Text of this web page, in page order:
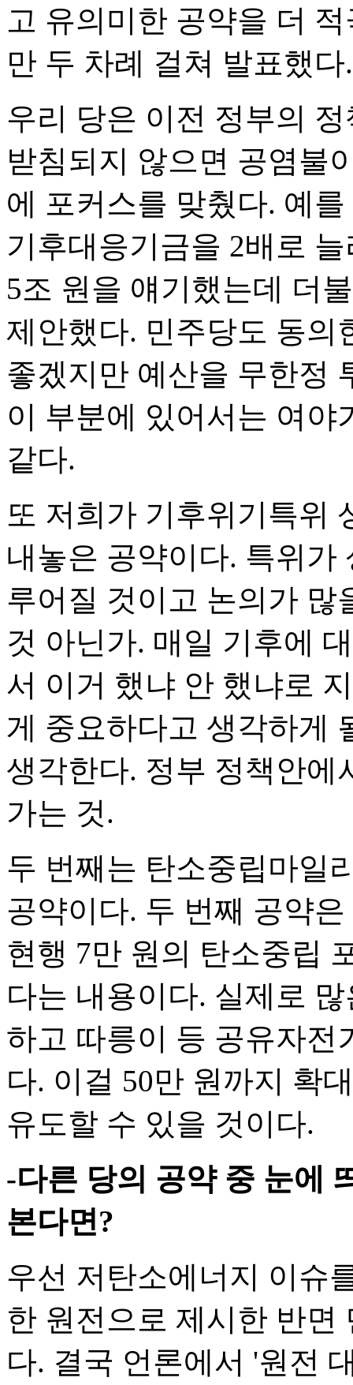
고 유의미한 공약을 더
만 두 차례 걸쳐 발표했다.
우리 당은 이전 정부의
받침되지 않으면 공염불
에 포커스를 맞췄다. 예
기후대응기금을 2배로
5조 원을 얘기했는데 더
제안했다. 민주당도 동의
좋겠지만 예산을 무한정
이 부분에 있어서는 여야
같다.
또 저희가 기후위기특위
내놓은 공약이다. 특위가
루어질 것이고 논의가 많
것 아닌가. 매일 기후에
서 이거 했냐 안 했냐로
게 중요하다고 생각하게
생각한다. 정부 정책안에
가는 것.
두 번째는 탄소중립마일
공약이다. 두 번째 공약
현행 7만 원의 탄소중립
다는 내용이다. 실제로
하고 따릉이 등 공유자전
다. 이걸 50만 원까지 확
유도할 수 있을 것이다.
-다른 당의 공약 중 눈에
본다면?
우선 저탄소에너지 이슈
한 원전으로 제시한 반
다. 결국 언론에서 '원전